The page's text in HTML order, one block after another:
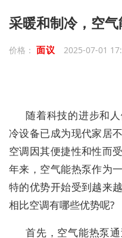
采暖和制冷，空
价格： 面议 2025-07-01
随着科技的进步和
冷设备已成为现代家居
空调因其便捷性和性而
年来，空气能热泵作为
特的优势开始受到越来
相比空调有哪些优势呢?
首先，空气能热泵